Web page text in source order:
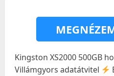
Kingston XS2000 500GB
Villámgyors adatátvitel